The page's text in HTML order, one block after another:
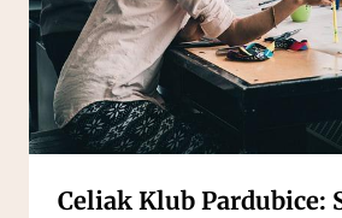
Celiak Klub Pardubice: